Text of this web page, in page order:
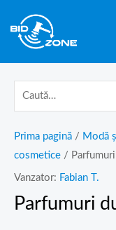
content
Prima pagină / Modă
cosmetice /
Vanzator: Fabian T.
Parfumuri